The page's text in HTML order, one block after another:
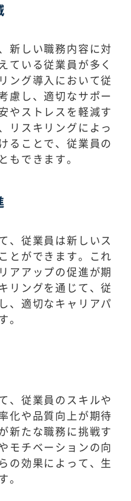
新しい職務内容に対
ている従業員が多く
ング導入において従
慮し、適切なサポー
やストレスを軽減す
リスキリングによっ
ることで、従業員の
もできます。
、従業員は新しいス
とができます。これ
アアップの促進が期
リングを通じて、従
、適切なキャリアパ
。
、従業員のスキルや
化や品質向上が期待
新たな職務に挑戦す
モチベーションの向
の効果によって、生
。